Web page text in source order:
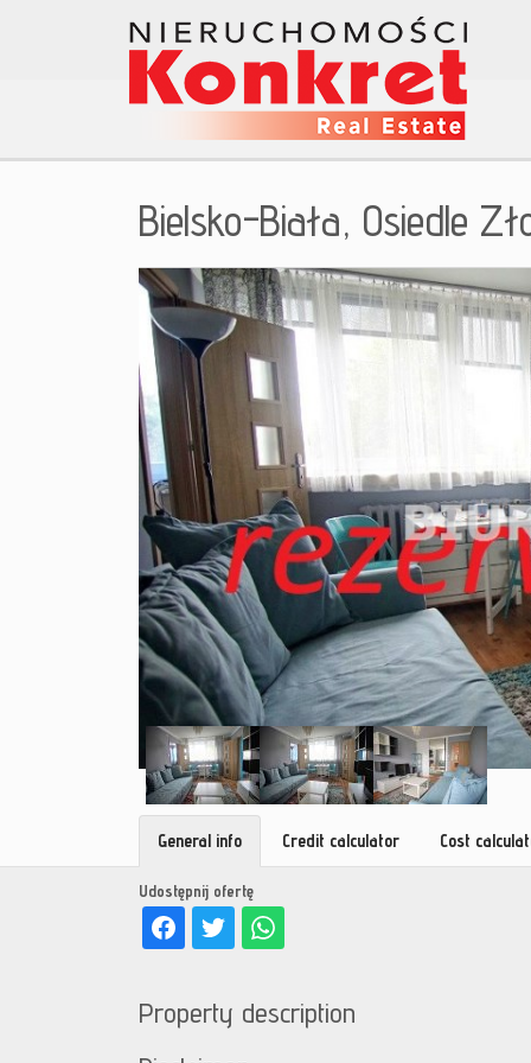
Bielsko-Biała, Osiedle
+
−
Udostępnij ofertę
General info Credit calculator Cost
Property description